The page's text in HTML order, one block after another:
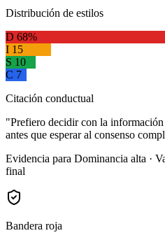
Distribución de estilos
D 68%
I 15
S 10
C 7
Citación conductual
"Prefiero decidir con la
antes que esperar al consenso
Evidencia para Dominancia alta ·
final
Bandera roja